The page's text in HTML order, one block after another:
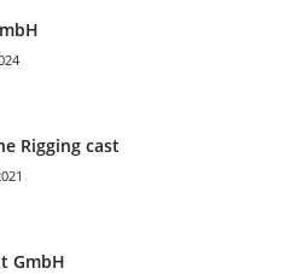
Rigging cast
GmbH